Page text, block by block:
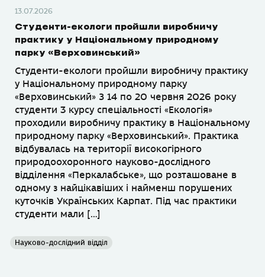
13.07.2026
Студенти-екологи пройшли виробничу
практику у Національному природному
парку «Верховинський»
Студенти-екологи пройшли виробничу практику
у Національному природному парку
«Верховинський» З 14 по 20 червня 2026 року
студенти 3 курсу спеціальності «Екологія»
проходили виробничу практику в Національному
природному парку «Верховинський». Практика
відбувалась на території високогірного
природоохоронного науково-дослідного
відділення «Перкалабське», що розташоване в
одному з найцікавіших і найменш порушених
куточків Українських Карпат. Під час практики
студенти мали […]
Науково-дослідний відділ